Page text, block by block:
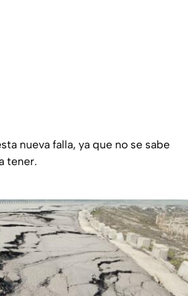
nueva falla, ya que no se sabe
tener.